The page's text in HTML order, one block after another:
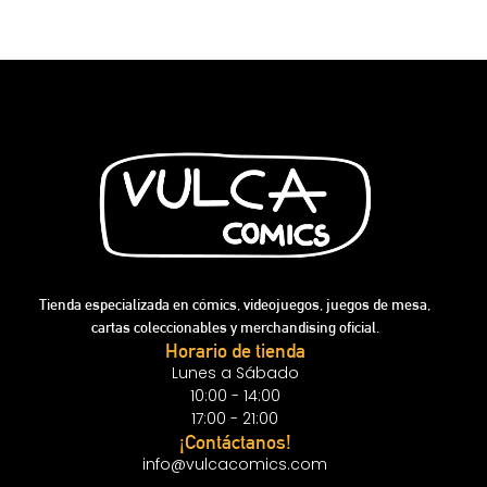
Tienda especializada en cómics, videojuegos, juegos de mesa,
cartas coleccionables y merchandising oficial.
Horario de tienda
Lunes a Sábado
10:00 - 14:00
17:00 - 21:00
¡Contáctanos!
info@vulcacomics.com